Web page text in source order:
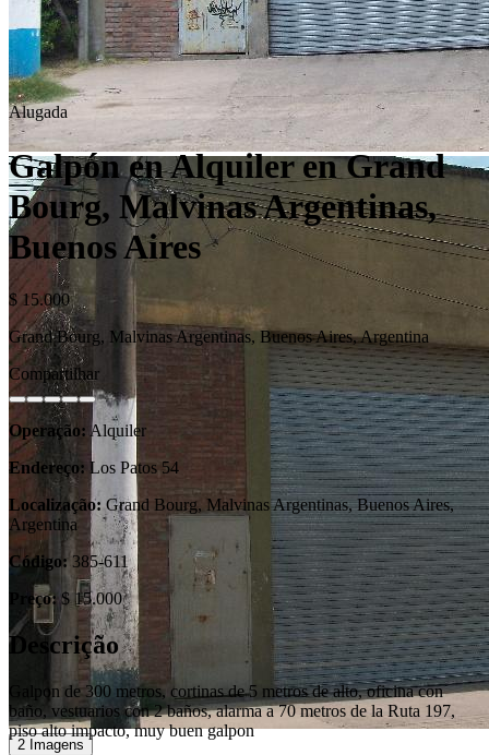
2 Imagens
Alugada
Galpón en Alquiler en Grand
Bourg, Malvinas Argentinas,
Buenos Aires
$ 15.000
Grand Bourg, Malvinas Argentinas, Buenos Aires, Argentina
Compartilhar
Operação: Alquiler
Endereço: Los Patos 54
Localização: Grand Bourg, Malvinas Argentinas, Buenos Aires,
Argentina
Código:385-611
Preço: $ 15.000
Descrição
Galpon de 300 metros, cortinas de 5 metros de alto, oficina con
baño, vestuarios con 2 baños, alarma a 70 metros de la Ruta 197,
piso alto impacto, muy buen galpon